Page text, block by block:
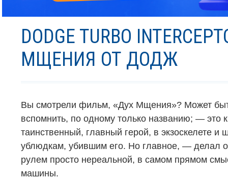
DODGE TURBO
МЩЕНИЯ ОТ ДОДЖ
Вы смотрели фильм, «Дух Мщения»? Может
вспомнить, по одному только названию; — это
таинственный, главный герой, в экзоскелете и
ублюдкам, убившим его. Но главное, — делал
рулем просто нереальной, в самом прямом
машины.